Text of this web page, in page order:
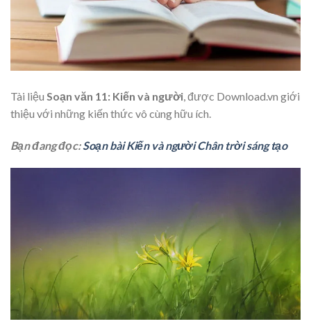
Tài liệu Soạn văn 11: Kiến và người , được Download.vn giới
thiệu với những kiến thức vô cùng hữu ích.
Bạn đang đọc:Soạn bài Kiến và người Chân trời sáng tạo